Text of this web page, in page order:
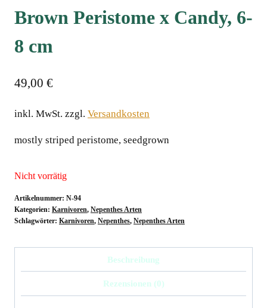
Brown Peristome x Candy, 6-
8 cm
49,00 €
inkl. MwSt. zzgl. Versandkosten
mostly striped peristome, seedgrown
Nicht vorrätig
Artikelnummer: N-94
Kategorien: Karnivoren, Nepenthes Arten
Schlagwörter: Karnivoren, Nepenthes, Nepenthes Arten
Beschreibung
Rezensionen (0)